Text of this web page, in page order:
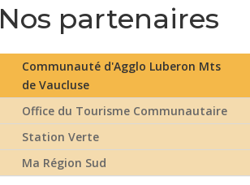
Nos partenaires
Communauté d'Agglo Luberon Mts
de Vaucluse
Office du Tourisme Communautaire
Station Verte
Ma Région Sud